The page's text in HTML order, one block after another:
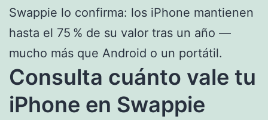
Swappie lo confirma: los iPhone mantienen
hasta el 75 % de su valor tras un año —
mucho más que Android o un portátil.
Consulta cuánto vale tu
iPhone en Swappie